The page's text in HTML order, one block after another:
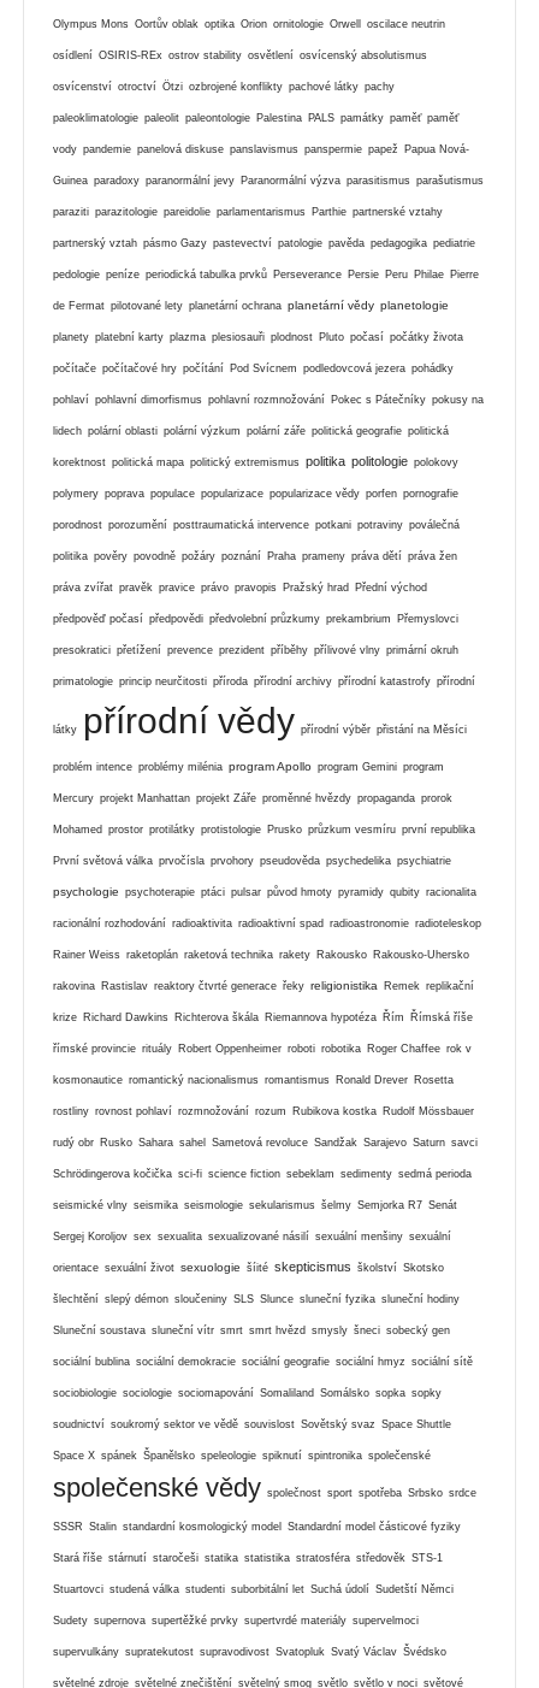
Olympus Mons Oortův oblak optika Orion ornitologie Orwell oscilace neutrin
osídlení OSIRIS-REx ostrov stability osvětlení osvícenský absolutismus
osvícenství otroctví Ötzi ozbrojené konflikty pachové látky pachy
paleoklimatologie paleolit paleontologie Palestina PALS památky paměť paměť
vody pandemie panelová diskuse panslavismus panspermie papež Papua Nová-
Guinea paradoxy paranormální jevy Paranormální výzva parasitismus parašutismus
paraziti parazitologie pareidolie parlamentarismus Parthie partnerské vztahy
partnerský vztah pásmo Gazy pastevectví patologie pavěda pedagogika pediatrie
pedologie peníze periodická tabulka prvků Perseverance Persie Peru Philae Pierre
de Fermat pilotované lety planetární ochrana planetární vědy planetologie
planety platební karty plazma plesiosauři plodnost Pluto počasí počátky života
počítače počítačové hry počítání Pod Svícnem podledovcová jezera pohádky
pohlaví pohlavní dimorfismus pohlavní rozmnožování Pokec s Pátečníky pokusy na
lidech polární oblasti polární výzkum polární záře politická geografie politická
korektnost politická mapa politický extremismus politika politologie polokovy
polymery poprava populace popularizace popularizace vědy porfen pornografie
porodnost porozumění posttraumatická intervence potkani potraviny poválečná
politika pověry povodně požáry poznání Praha prameny práva dětí práva žen
práva zvířat pravěk pravice právo pravopis Pražský hrad Přední východ
předpověď počasí předpovědi předvolební průzkumy prekambrium Přemyslovci
presokratici přetížení prevence prezident příběhy přílivové vlny primární okruh
primatologie princip neurčitosti příroda přírodní archivy přírodní katastrofy přírodní
látky přírodní vědy přírodní výběr přistání na Měsíci
problém intence problémy milénia program Apollo program Gemini program
Mercury projekt Manhattan projekt Záře proměnné hvězdy propaganda prorok
Mohamed prostor protilátky protistologie Prusko průzkum vesmíru první republika
První světová válka prvočísla prvohory pseudověda psychedelika psychiatrie
psychologie psychoterapie ptáci pulsar původ hmoty pyramidy qubity racionalita
racionální rozhodování radioaktivita radioaktivní spad radioastronomie radioteleskop
Rainer Weiss raketoplán raketová technika rakety Rakousko Rakousko-Uhersko
rakovina Rastislav reaktory čtvrté generace řeky religionistika Remek replikační
krize Richard Dawkins Richterova škála Riemannova hypotéza Řím Římská říše
římské provincie rituály Robert Oppenheimer roboti robotika Roger Chaffee rok v
kosmonautice romantický nacionalismus romantismus Ronald Drever Rosetta
rostliny rovnost pohlaví rozmnožování rozum Rubikova kostka Rudolf Mössbauer
rudý obr Rusko Sahara sahel Sametová revoluce Sandžak Sarajevo Saturn savci
Schrödingerova kočička sci-fi science fiction sebeklam sedimenty sedmá perioda
seismické vlny seismika seismologie sekularismus šelmy Semjorka R7 Senát
Sergej Koroljov sex sexualita sexualizované násilí sexuální menšiny sexuální
orientace sexuální život sexuologie šíité skepticismus školství Skotsko
šlechtění slepý démon sloučeniny SLS Slunce sluneční fyzika sluneční hodiny
Sluneční soustava sluneční vítr smrt smrt hvězd smysly šneci sobecký gen
sociální bublina sociální demokracie sociální geografie sociální hmyz sociální sítě
sociobiologie sociologie sociomapování Somaliland Somálsko sopka sopky
soudnictví soukromý sektor ve vědě souvislost Sovětský svaz Space Shuttle
Space X spánek Španělsko speleologie spiknutí spintronika společenské
společenské vědy společnost sport spotřeba Srbsko srdce
SSSR Stalin standardní kosmologický model Standardní model částicové fyziky
Stará říše stárnutí staročeši statika statistika stratosféra středověk STS-1
Stuartovci studená válka studenti suborbitální let Suchá údolí Sudetští Němci
Sudety supernova supertěžké prvky supertvrdé materiály supervelmoci
supervulkány supratekutost supravodivost Svatopluk Svatý Václav Švédsko
světelné zdroje světelné znečištění světelný smog světlo světlo v noci světové